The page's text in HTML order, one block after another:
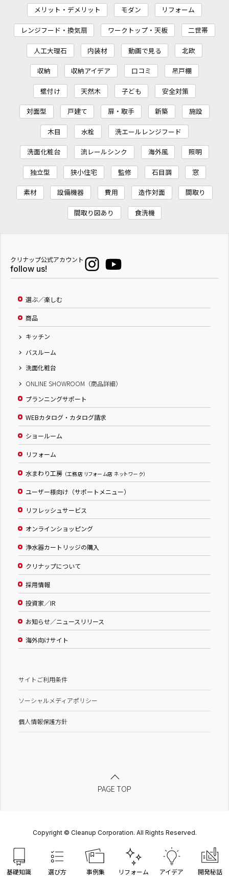
基礎知識 選び方 事例集 リフォーム アイデア 開発秘話
メリット・デメリット モダン リフォーム
レンジフード・換気扇 ワークトップ・天板 二世帯
人工大理石 内装材 動画で見る 北欧
収納 収納アイデア 口コミ 吊戸棚
壁付け 天然木 子ども 安全対策
対面型 戸建て 扉・取手 新築 施設
木目 水栓 洗エールレンジフード
洗面化粧台 流レールシンク 海外風 照明
独立型 狭小住宅 監修 石目調 窓
素材 設備機器 費用 造作対面 間取り
間取り図あり 食洗機
クリナップ公式アカウント
follow us!
選ぶ／楽しむ
商品
キッチン
バスルーム
洗面化粧台
ONLINE SHOWROOM（商品詳細）
プランニングサポート
WEBカタログ・カタログ請求
ショールーム
リフォーム
水まわり工房 （工務店 リフォーム店 ネットワーク）
ユーザー様向け（サポートメニュー）
リフレッシュサービス
オンラインショッピング
浄水器カートリッジの購入
クリナップについて
採用情報
投資家／IR
お知らせ／ニュースリリース
海外向けサイト
サイトご利用条件
ソーシャルメディアポリシー
個人情報保護方針
PAGE TOP
Copyright © Cleanup Corporation. All Rights Reserved.